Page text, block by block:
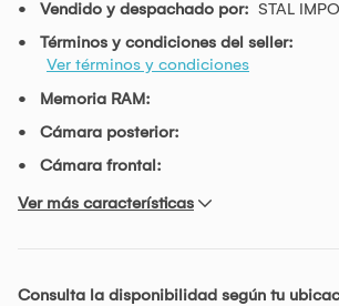
Vendido y despachado por: STAL
Términos y condiciones del seller:
Ver términos y condiciones
Memoria RAM:
Cámara posterior:
Cámara frontal:
Ver más características
Consulta la disponibilidad según tu